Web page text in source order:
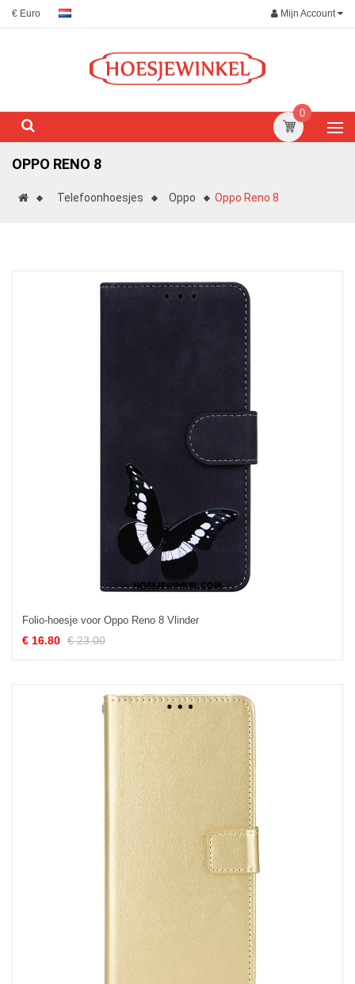
€ Euro Mijn Account
0
OPPO RENO 8
Telefoonhoesjes Oppo Oppo Reno 8
Folio-hoesje voor Oppo Reno 8 Vlinder
€ 16.80 € 23.00